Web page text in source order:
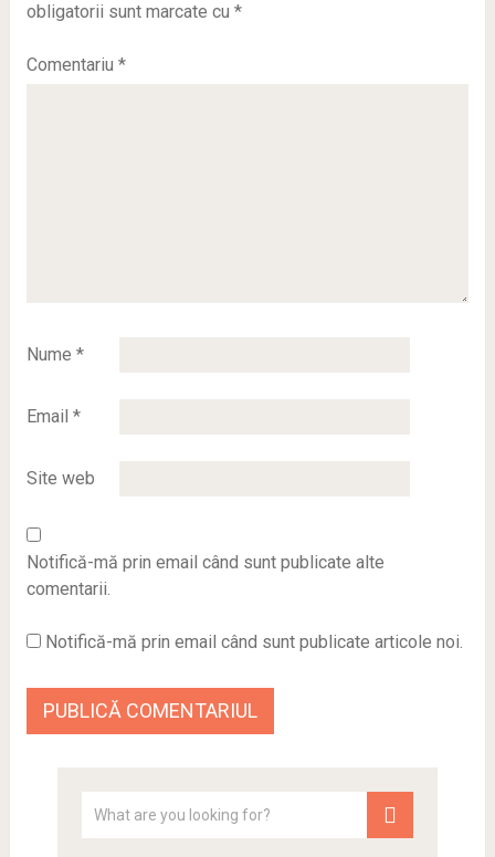
obligatorii sunt marcate cu *
Comentariu *
Nume *
Email *
Site web
Notifică-mă prin email când sunt publicate alte
comentarii.
Notifică-mă prin email când sunt publicate articole noi.